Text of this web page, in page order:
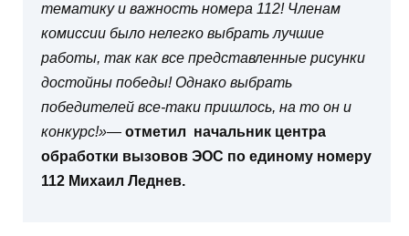
тематику и важность номера 112! Членам
комиссии было нелегко выбрать лучшие
работы, так как все представленные рисунки
достойны победы!Однако выбрать
победителей все-таки пришлось, на то он и
конкурс!»— отметил начальник центра
обработки вызовов ЭОС по единому номеру
112 Михаил Леднев.